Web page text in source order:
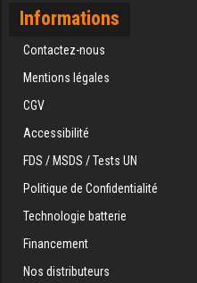
Informations
Contactez-nous
Mentions légales
CGV
Accessibilité
FDS / MSDS / Tests UN
Politique de Confidentialité
Technologie batterie
Financement
Nos distributeurs